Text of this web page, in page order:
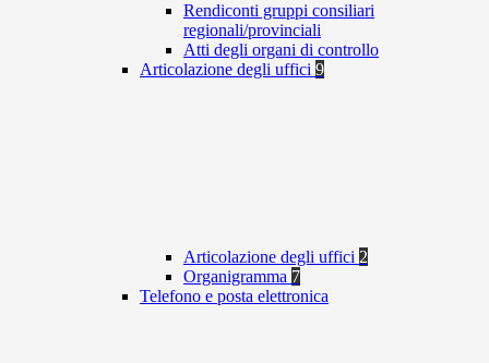
Rendiconti gruppi consiliari
regionali/provinciali
Atti degli organi di controllo
Articolazione degli uffici 9
Articolazione degli uffici 2
Organigramma 7
Telefono e posta elettronica